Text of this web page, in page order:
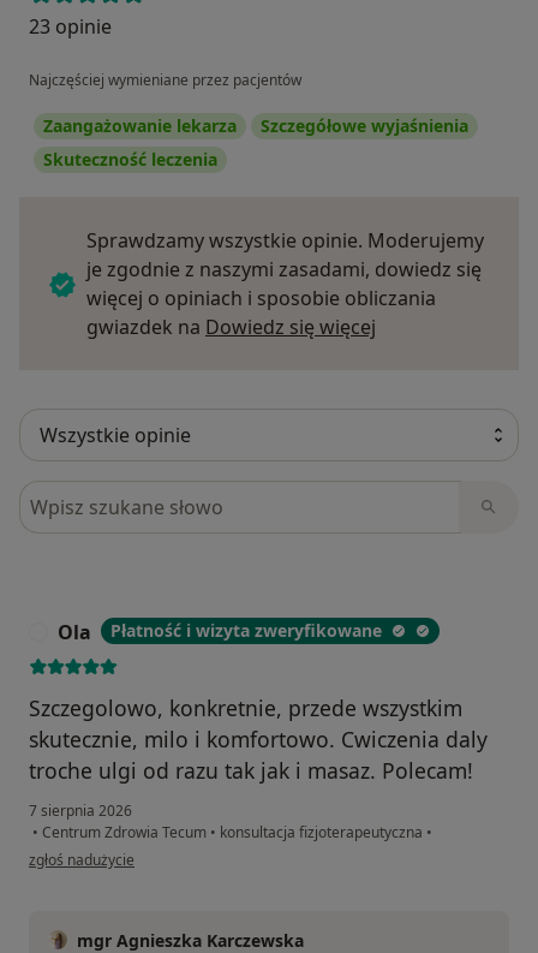
23 opinie
Najczęściej wymieniane przez pacjentów
Zaangażowanie lekarza
Szczegółowe wyjaśnienia
Skuteczność leczenia
Sprawdzamy wszystkie opinie. Moderujemy
je zgodnie z naszymi zasadami, dowiedz się
więcej o opiniach i sposobie obliczania
gwiazdek na Dowiedz się więcej
Szukaj w opiniach
Ola Płatność i wizyta zweryfikowane
Szczegolowo, konkretnie, przede wszystkim
skutecznie, milo i komfortowo. Cwiczenia daly
troche ulgi od razu tak jak i masaz. Polecam!
7 sierpnia 2026
• Centrum Zdrowia Tecum • konsultacja fizjoterapeutyczna •
w opinii użytkownika Ola
zgłoś nadużycie
mgr Agnieszka Karczewska